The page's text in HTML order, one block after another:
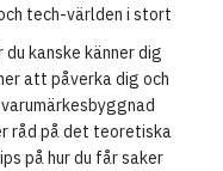
tech-världen i stort
kanske känner dig
att påverka dig och
råd på det teoretiska
på hur du får saker